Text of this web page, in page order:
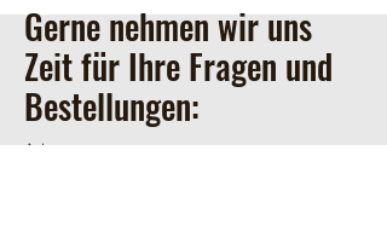
Gerne nehmen wir uns
Zeit für Ihre Fragen und
Bestellungen:
Adresse